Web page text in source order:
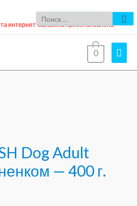
интернет-магазина приостановлена
0
Dog Adult
— 400 г.